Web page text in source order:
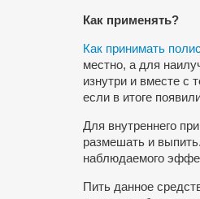
Как применять?
Как принимать
местно, а для
изнутри и вместе с
если в итоге
Для внутреннего
размешать и
наблюдаемого
Пить данное